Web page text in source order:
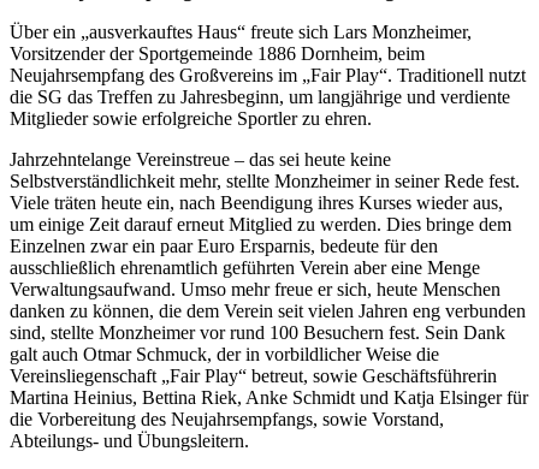
Über ein „ausverkauftes Haus“ freute sich Lars Monzheimer,
Vorsitzender der Sportgemeinde 1886 Dornheim, beim
Neujahrsempfang des Großvereins im „Fair Play“. Traditionell nutzt
die SG das Treffen zu Jahresbeginn, um langjährige und verdiente
Mitglieder sowie erfolgreiche Sportler zu ehren.
Jahrzehntelange Vereinstreue – das sei heute keine
Selbstverständlichkeit mehr, stellte Monzheimer in seiner Rede fest.
Viele träten heute ein, nach Beendigung ihres Kurses wieder aus,
um einige Zeit darauf erneut Mitglied zu werden. Dies bringe dem
Einzelnen zwar ein paar Euro Ersparnis, bedeute für den
ausschließlich ehrenamtlich geführten Verein aber eine Menge
Verwaltungsaufwand. Umso mehr freue er sich, heute Menschen
danken zu können, die dem Verein seit vielen Jahren eng verbunden
sind, stellte Monzheimer vor rund 100 Besuchern fest. Sein Dank
galt auch Otmar Schmuck, der in vorbildlicher Weise die
Vereinsliegenschaft „Fair Play“ betreut, sowie Geschäftsführerin
Martina Heinius, Bettina Riek, Anke Schmidt und Katja Elsinger für
die Vorbereitung des Neujahrsempfangs, sowie Vorstand,
Abteilungs- und Übungsleitern.